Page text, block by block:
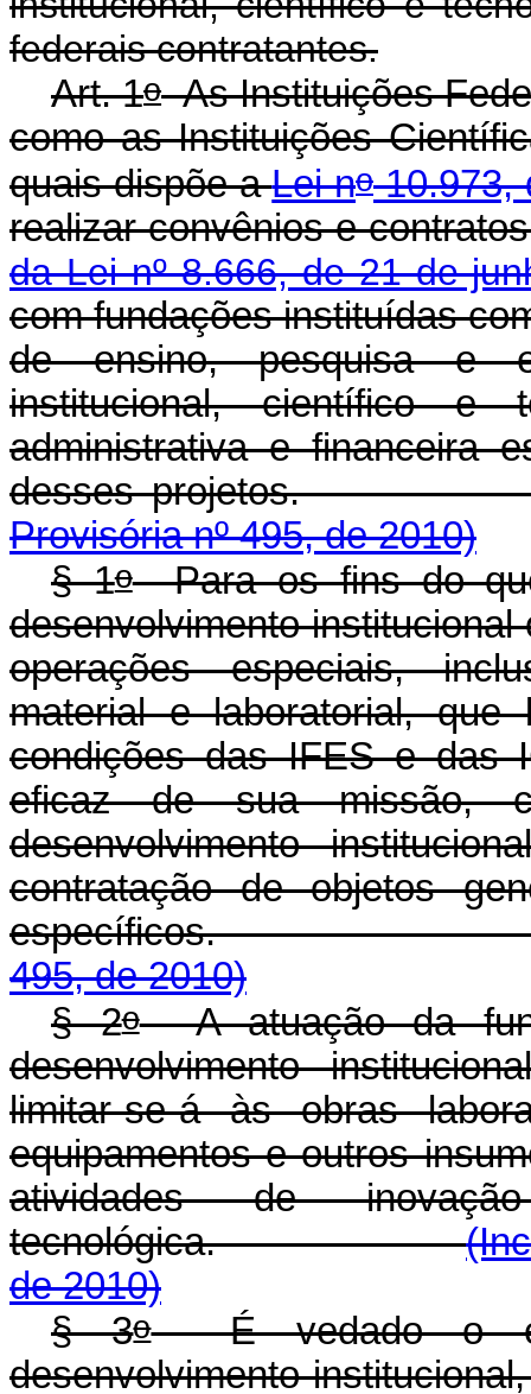
federais contratantes.
Art. 1oAs Instituições
como as Instituições
quais dispõe aLei no10.973,
realizar convênios e
da Lei nº 8.666, de 21 de
com fundações instituídas
de ensino, pesquisa e
institucional, científico e
administrativa e financeira
desses
Provisória nº 495, de 2010)
§ 1oPara os fins do
desenvolvimento
operações especiais,
material e laboratorial, que
condições das IFES e das
eficaz de sua missão,
desenvolvimento
contratação de objetos
495, de 2010)
§ 2oA atuação da
desenvolvimento
limitar-se-á às obras
equipamentos e outros
atividades de
tecnológica.
de 2010)
§ 3oÉ vedado o
desenvolvimento